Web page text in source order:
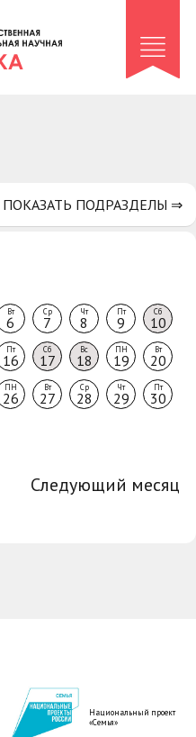
Вт
6
Ср
7
Чт
8
Пт
9
Сб
10
Пт
16
Сб
17
Вс
18
ПН
19
Вт
20
ПН
26
Вт
27
Ср
28
Чт
29
Пт
30
Следующий месяц
ПОКАЗАТЬ ПОДРАЗДЕЛЫ ⇒
Национальный проект
«Семья»